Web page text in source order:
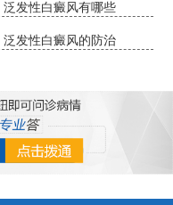
泛发性白癜风有哪些
泛发性白癜风的防治